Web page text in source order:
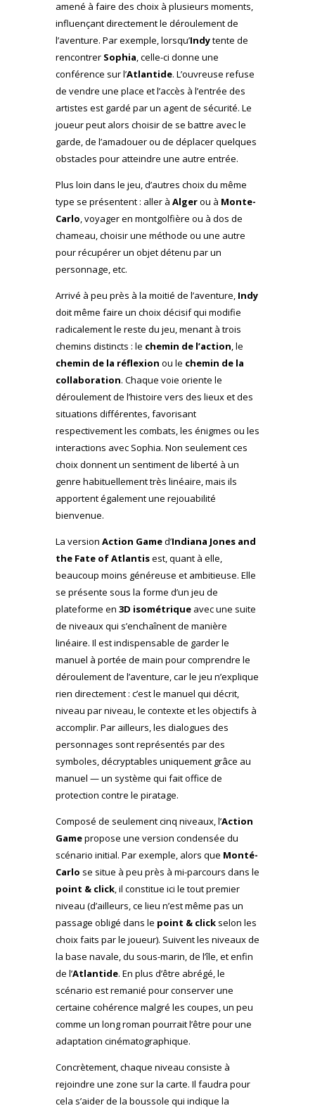
amené à faire des choix à plusieurs moments,
influençant directement le déroulement de
l’aventure. Par exemple, lorsqu’Indytente de
rencontrer Sophia, celle-ci donne une
conférence sur l’Atlantide. L’ouvreuse refuse
de vendre une place et l’accès à l’entrée des
artistes est gardé par un agent de sécurité. Le
joueur peut alors choisir de se battre avec le
garde, de l’amadouer ou de déplacer quelques
obstacles pour atteindre une autre entrée.
Plus loin dans le jeu, d’autres choix du même
type se présentent : aller à Algerou à Monte-
Carlo, voyager en montgolfière ou à dos de
chameau, choisir une méthode ou une autre
pour récupérer un objet détenu par un
personnage, etc.
Arrivé à peu près à la moitié de l’aventure, Indy
doit même faire un choix décisif qui modifie
radicalement le reste du jeu, menant à trois
chemins distincts : le chemin de l’action, le
chemin de la réflexion ou le chemin de la
collaboration. Chaque voie oriente le
déroulement de l’histoire vers des lieux et des
situations différentes, favorisant
respectivement les combats, les énigmes ou les
interactions avec Sophia. Non seulement ces
choix donnent un sentiment de liberté à un
genre habituellement très linéaire, mais ils
apportent également une rejouabilité
bienvenue.
La version Action Gamed’Indiana Jones and
the Fate of Atlantisest, quant à elle,
beaucoup moins généreuse et ambitieuse. Elle
se présente sous la forme d’un jeu de
plateforme en 3D isométrique avec une suite
de niveaux qui s’enchaînent de manière
linéaire. Il est indispensable de garder le
manuel à portée de main pour comprendre le
déroulement de l’aventure, car le jeu n’explique
rien directement : c’est le manuel qui décrit,
niveau par niveau, le contexte et les objectifs à
accomplir. Par ailleurs, les dialogues des
personnages sont représentés par des
symboles, décryptables uniquement grâce au
manuel — un système qui fait office de
protection contre le piratage.
Composé de seulement cinq niveaux, l’Action
Gamepropose une version condensée du
scénario initial. Par exemple, alors que Monté-
Carlo se situe à peu près à mi-parcours dans le
point & click, il constitue ici le tout premier
niveau (d’ailleurs, ce lieu n’est même pas un
passage obligé dans le point & click selon les
choix faits par le joueur). Suivent les niveaux de
la base navale, du sous-marin, de l’île, et enfin
de l’Atlantide. En plus d’être abrégé, le
scénario est remanié pour conserver une
certaine cohérence malgré les coupes, un peu
comme un long roman pourrait l’être pour une
adaptation cinématographique.
Concrètement, chaque niveau consiste à
rejoindre une zone sur la carte. Il faudra pour
cela s’aider de la boussole qui indique la